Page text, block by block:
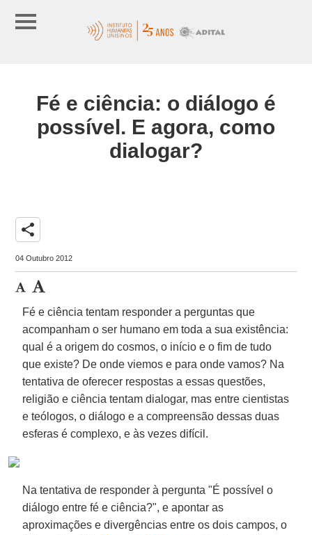
Fé e ciência: o diálogo é
possível. E agora, como
dialogar?
share
04 Outubro 2012
Fé e ciência tentam responder a perguntas que
acompanham o ser humano em toda a sua existência:
qual é a origem do cosmos, o início e o fim de tudo
que existe? De onde viemos e para onde vamos? Na
tentativa de oferecer respostas a essas questões,
religião e ciência tentam dialogar, mas entre cientistas
e teólogos, o diálogo e a compreensão dessas duas
esferas é complexo, e às vezes difícil.
Na tentativa de responder à pergunta "É possível o
diálogo entre fé e ciência?", e apontar as
aproximações e divergências entre os dois campos, o